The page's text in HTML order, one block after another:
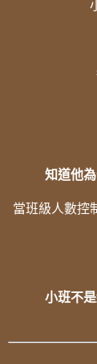
知道他
當班級人數控
小班不